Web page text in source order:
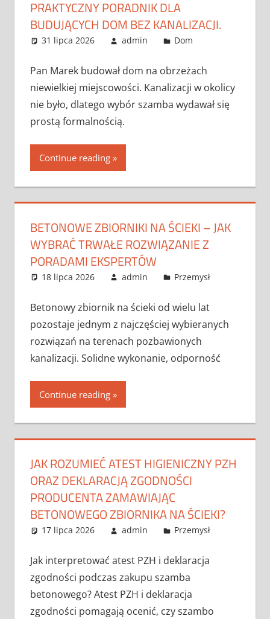
PRAKTYCZNY PORADNIK DLA
BUDUJĄCYCH DOM BEZ KANALIZACJI.
31 lipca 2026 admin Dom
Pan Marek budował dom na obrzeżach
niewielkiej miejscowości. Kanalizacji w okolicy
nie było, dlatego wybór szamba wydawał się
prostą formalnością.
Continue reading
BETONOWE ZBIORNIKI NA ŚCIEKI – JAK
WYBRAĆ TRWAŁE ROZWIĄZANIE Z
PORADAMI EKSPERTÓW
18 lipca 2026 admin Przemysł
Betonowy zbiornik na ścieki od wielu lat
pozostaje jednym z najczęściej wybieranych
rozwiązań na terenach pozbawionych
kanalizacji. Solidne wykonanie, odporność
Continue reading
JAK ROZUMIEĆ ATEST HIGIENICZNY PZH
ORAZ DEKLARACJĄ ZGODNOŚCI
PRODUCENTA ZAMAWIAJĄC
BETONOWEGO ZBIORNIKA NA ŚCIEKI?
17 lipca 2026 admin Przemysł
Jak interpretować atest PZH i deklaracja
zgodności podczas zakupu szamba
betonowego? Atest PZH i deklaracja
zgodności pomagają ocenić, czy szambo